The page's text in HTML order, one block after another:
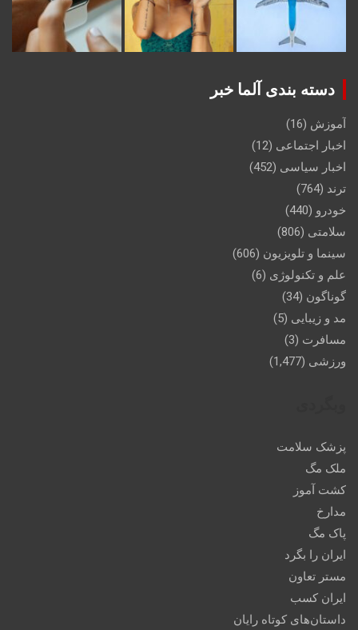
دسته بندی آلما خبر
آموزش (16)
اخبار اجتماعی (12)
اخبار سیاسی (452)
ترند (764)
خودرو (440)
سلامتی (806)
سینما و تلویزیون (606)
علم و تکنولوژی (6)
گوناگون (34)
مد و زیبایی (5)
مسافرت (3)
ورزشی (1,477)
پزشک سلامت
ملک مگ
کشت آموز
مدارخ
پاک مگ
ایران را بگرد
مستر تعاون
ایران کسب
داستان‌های کوتاه رایان